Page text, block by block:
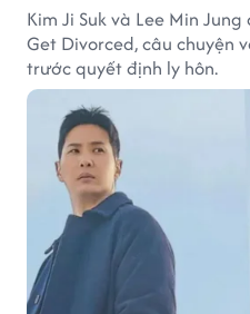
Kim Ji Suk và Lee Min
Get Divorced, câu chuyện
trước quyết định ly hôn.